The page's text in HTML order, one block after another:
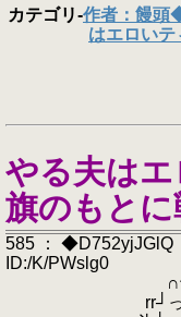
カテゴリ-作者：饅頭
はエロい
やる夫は
旗のもと
585 ： ◆D752yjJGlQ
ID:/K/PWslg0
∩十┼ *
rr┘っ